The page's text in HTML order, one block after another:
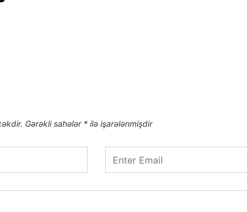
Gərəkli sahələr *ilə işarələnmişdir